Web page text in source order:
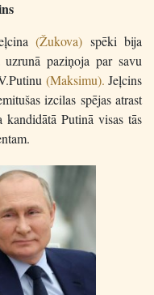
(Žukova) spēki bija
paziņoja par savu
(Maksimu). Jeļcins
izcilas spējas atrast
kandidātā Putinā visas tās